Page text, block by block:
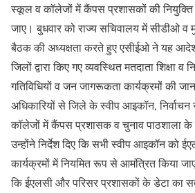
स्कूल व कॉलेजों में कैंपस प्रशासकों की नियुक्ति
जाए। बुधवार को राज्य सचिवालय में सीडीओ व
बैठक की अध्यक्षता करते हुए एसीईओ ने यह
जिलों द्वारा किए गए व्यवस्थित मतदाता शिक्षा व
गतिविधियों व जन जागरूकता कार्यक्रमों की
अधिकारियों से जिले के स्वीप आइकॉन, निर्वाचन
कॉलेजों में कैंपस प्रशासक व चुनाव पाठशाला के
उन्होंने निर्देश दिए कि सभी स्वीप आइकॉन को
कार्यक्रमों में नियमित रूप से आमंत्रित किया
कि ईएलसी और परिसर प्रशासकों के डेटा का